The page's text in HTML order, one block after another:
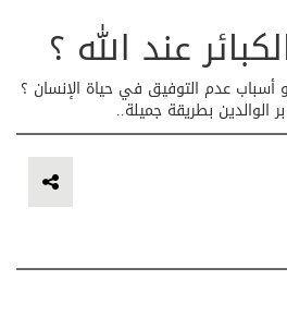
عند الله ؟
أسباب عدم التوفيق في حياة الإنسان ؟
بطريقة جميلة..